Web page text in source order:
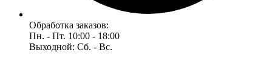
Обработка заказов:
Пн. - Пт. 10:00 - 18:00
Выходной: Сб. - Вс.